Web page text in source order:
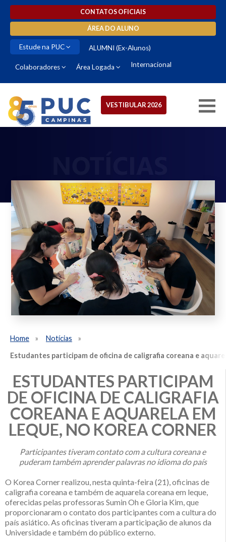
CONTATOS OFICIAIS
ÁREA DO ALUNO
Estude na PUC ALUMNI (Ex-Alunos)
Colaboradores Área Logada Internacional
VESTIBULAR 2026
Home
Notícias
Estudantes participam de oficina de caligrafia coreana e
ESTUDANTES PARTICIPAM
DE OFICINA DE CALIGRAFIA
COREANA E AQUARELA EM
LEQUE, NO KOREA CORNER
Participantes tiveram contato com a cultura coreana e
puderam também aprender palavras no idioma do país
O Korea Corner realizou, nesta quinta-feira (21), oficinas de
caligrafia coreana e também de aquarela coreana em leque,
oferecidas pelas professoras Sumin Oh e Gloria Kim, que
proporcionaram o contato dos participantes com a cultura do
país asiático. As oficinas tiveram a participação de alunos da
Universidade e também do público externo.